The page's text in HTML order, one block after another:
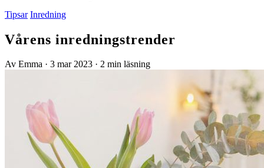
Tipsar Inredning
Vårens inredningstrender
Av Emma · 3 mar 2023 · 2 min läsning